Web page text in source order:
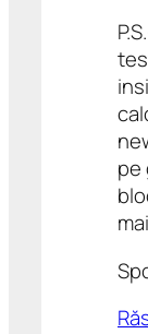
pe